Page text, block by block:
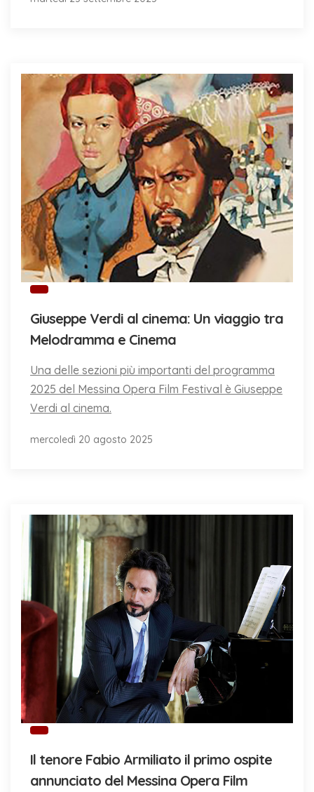
Giuseppe Verdi al cinema: Un viaggio tra
Melodramma e Cinema
Una delle sezioni più importanti del programma
2025 del Messina Opera Film Festival è Giuseppe
Verdi al cinema.
mercoledì 20 agosto 2025
Il tenore Fabio Armiliato il primo ospite
annunciato del Messina Opera Film